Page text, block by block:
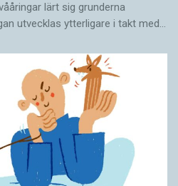
lärt sig grunderna
utvecklas ytterligare i takt med…